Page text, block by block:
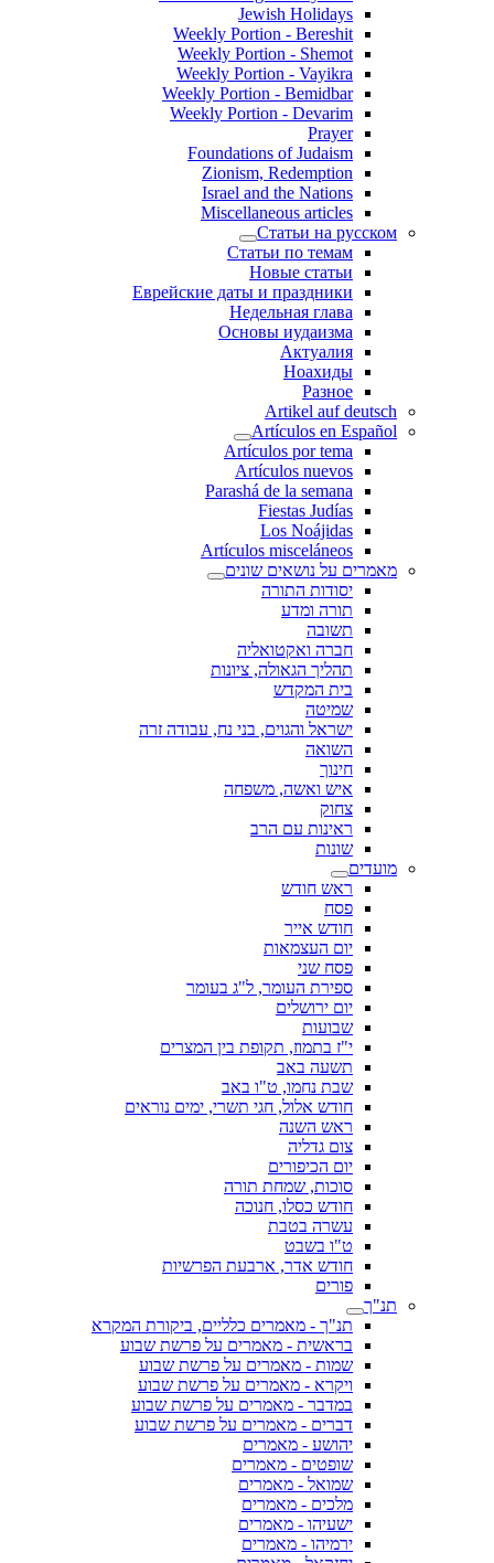
Jewish Holidays
Weekly Portion - Bereshit
Weekly Portion - Shemot
Weekly Portion - Vayikra
Weekly Portion - Bemidbar
Weekly Portion - Devarim
Prayer
Foundations of Judaism
Zionism, Redemption
Israel and the Nations
Miscellaneous articles
Статьи на русском
Статьи по темам
Новые статьи
Еврейские даты и праздники
Недельная глава
Основы иудаизма
Актуалия
Ноахиды
Разное
Artikel auf deutsch
Artículos en Español
Artículos por tema
Artículos nuevos
Parashá de la semana
Fiestas Judías
Los Noájidas
Artículos misceláneos
מאמרים על נושאים שונים
יסודות התורה
תורה ומדע
תשובה
חברה ואקטואליה
תהליך הגאולה, ציונות
בית המקדש
שמיטה
ישראל והגוים, בני נח, עבודה זרה
השואה
חינוך
איש ואשה, משפחה
צחוק
ראינות עם הרב
שונות
מועדים
ראש חודש
פסח
חודש אייר
יום העצמאות
פסח שני
ספירת העומר, ל"ג בעומר
יום ירושלים
שבועות
י"ז בתמוז, תקופת בין המצרים
תשעה באב
שבת נחמו, ט"ו באב
חודש אלול, חגי תשרי, ימים נוראים
ראש השנה
צום גדליה
יום הכיפורים
סוכות, שמחת תורה
חודש כסלו, חנוכה
עשרה בטבת
ט"ו בשבט
חודש אדר, ארבעת הפרשיות
פורים
תנ"ך
תנ"ך - מאמרים כלליים, ביקורת המקרא
בראשית - מאמרים על פרשת שבוע
שמות - מאמרים על פרשת שבוע
ויקרא - מאמרים על פרשת שבוע
במדבר - מאמרים על פרשת שבוע
דברים - מאמרים על פרשת שבוע
יהושע - מאמרים
שופטים - מאמרים
שמואל - מאמרים
מלכים - מאמרים
ישעיהו - מאמרים
ירמיהו - מאמרים